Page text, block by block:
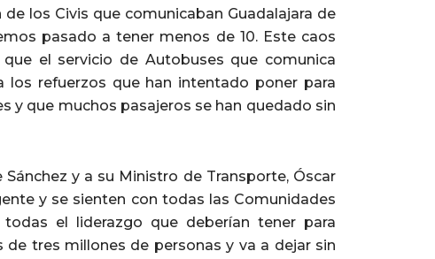
los Civis que comunicaban Guadalajara de
pasado a tener menos de 10. Este caos
el servicio de Autobuses que comunica
los refuerzos que han intentado poner para
y que muchos pasajeros se han quedado sin
y a su Ministro de Transporte, Óscar
y se sienten con todas las Comunidades
el liderazgo que deberían tener para
tres millones de personas y va a dejar sin